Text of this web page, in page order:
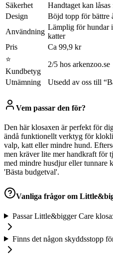
Säkerhet
Handtaget kan
Design
Böjd topp för bättre
Användning
Lämplig för hundar
katter
Pris
Ca 99,9 kr
⭐
Kundbetyg
2/5 hos arkenzoo.se
Utnämning Utsedd av oss till
Vem passar den för?
Den här klosaxen är perfekt för
ändå funktionellt verktyg för
valp, katt eller mindre hund.
men kräver lite mer handkraft för
med mindre husdjur eller tunnare
'Bästa budgetval'.
Vanliga frågor om
Passar Little&bigger Care
Finns det någon skyddsstopp